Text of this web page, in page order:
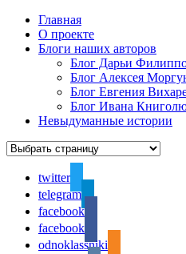
Главная
О проекте
Блоги наших авторов
Блог Дарьи
Блог Алексея
Блог Евгения
Блог Ивана
Невыдуманные истории
twitter
telegram
facebook
facebook
odnoklassniki